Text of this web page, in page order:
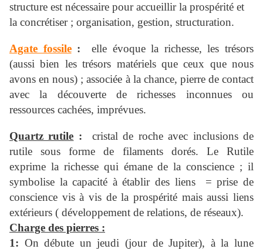
structure est nécessaire pour accueillir la prospérité et
la concrétiser ; organisation, gestion, structuration.
Agate fossile: elle évoque la richesse, les trésors
(aussi bien les trésors matériels que ceux que nous
avons en nous) ; associée à la chance, pierre de contact
avec la découverte de richesses inconnues ou
ressources cachées, imprévues.
Quartz rutile : cristal de roche avec inclusions de
rutile sous forme de filaments dorés. Le Rutile
exprime la richesse qui émane de la conscience ; il
symbolise la capacité à établir des liens = prise de
conscience vis à vis de la prospérité mais aussi liens
extérieurs ( développement de relations, de réseaux).
Charge des pierres :
1: On débute un jeudi (jour de Jupiter), à la lune